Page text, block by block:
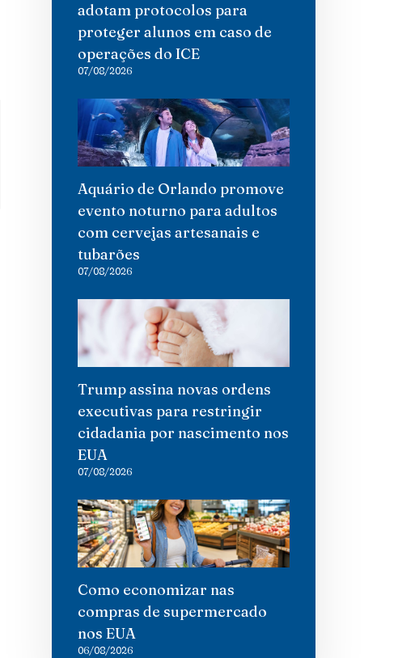
adotam protocolos para
proteger alunos em caso de
operações do ICE
07/08/2026
Aquário de Orlando promove
evento noturno para adultos
com cervejas artesanais e
tubarões
07/08/2026
Trump assina novas ordens
executivas para restringir
cidadania por nascimento nos
EUA
07/08/2026
Como economizar nas
compras de supermercado
nos EUA
06/08/2026